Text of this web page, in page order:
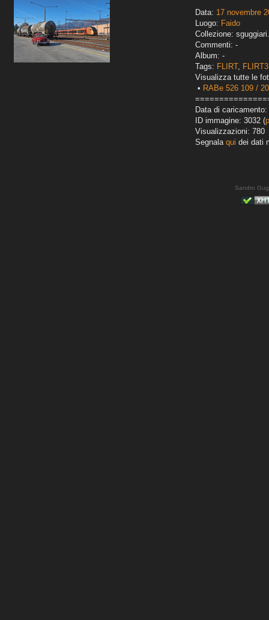
Data: 17 novembre
Luogo: Faido
Collezione:
Commenti: -
Album: -
Tags: FLIRT, FLIRT3
Visualizza tutte le
• RABe 526 109 /
Data di
ID immagine: 3032 (
Visualizzazioni: 780
Segnala qui dei dati
Sandro